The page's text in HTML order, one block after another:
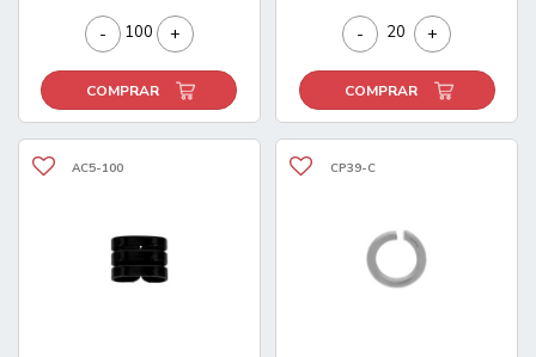
- +
COMPRAR
- +
COMPRAR
AC5-100 CP39-C